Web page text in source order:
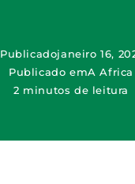
Publicadojaneiro 16,
Publicado emA Africa
2 minutos de leitura